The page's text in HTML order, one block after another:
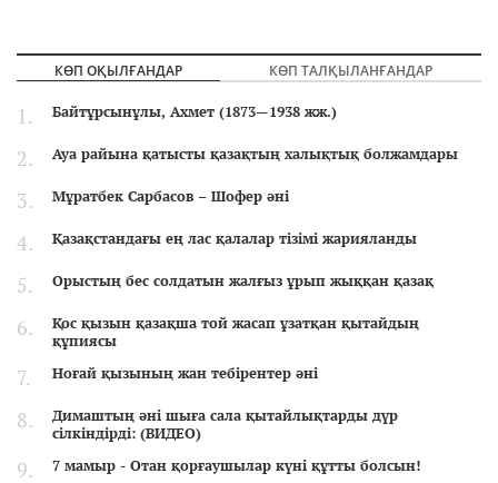
КӨП ОҚЫЛҒАНДАР КӨП ТАЛҚЫЛАНҒАНДАР
Байтұрсынұлы, Ахмет (1873—1938 жж.)
Ауа райына қатысты қазақтың халықтық болжамдары
Мұратбек Сарбасов – Шофер әні
Қазақстандағы ең лас қалалар тізімі жарияланды
Орыстың бес солдатын жалғыз ұрып жыққан қазақ
Қос қызын қазақша той жасап ұзатқан қытайдың
құпиясы
Ноғай қызының жан тебірентер әні
Димаштың әні шыға сала қытайлықтарды дүр
сілкіндірді: (ВИДЕО)
7 мамыр - Отан қорғаушылар күні құтты болсын!